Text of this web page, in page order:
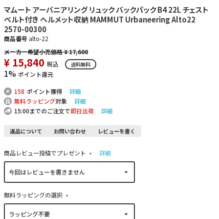
マムート アーバニアリング リュック バックパック B4 22L チェスト
ベルト付き ヘルメット収納 MAMMUT Urbaneering Alto22
2570-00300
商品番号 alto-22
¥17,600
¥ 15,840 税込 送料無料
1% ポイント還元
158 ポイント獲得
詳細
無料ラッピング対象
詳細
15:00までのご注文で即日出荷 詳細
返品について お問い合わせ レビューを書く
商品レビュー投稿でプレゼント
(
詳細
無料ラッピングの選択
(